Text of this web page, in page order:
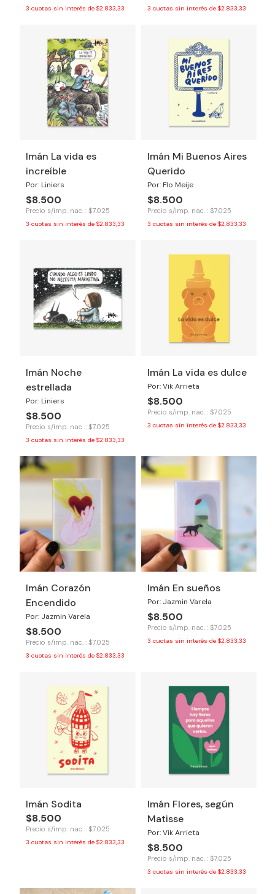
3 cuotas sin interés de $2.833,33 3 cuotas sin interés de $2.833,33
Imán La vida es
increíble
Por: Liniers
$8.500
Precio s/imp. nac. : $7.025
3 cuotas sin interés de $2.833,33
Imán Mi Buenos Aires
Querido
Por: Flo Meije
$8.500
Precio s/imp. nac. : $7.025
3 cuotas sin interés de $2.833,33
Imán Noche
estrellada
Por: Liniers
$8.500
Precio s/imp. nac. : $7.025
3 cuotas sin interés de $2.833,33
Imán La vida es dulce
Por: Vik Arrieta
$8.500
Precio s/imp. nac. : $7.025
3 cuotas sin interés de $2.833,33
Imán Corazón
Encendido
Por: Jazmin Varela
$8.500
Precio s/imp. nac. : $7.025
3 cuotas sin interés de $2.833,33
Imán En sueños
Por: Jazmin Varela
$8.500
Precio s/imp. nac. : $7.025
3 cuotas sin interés de $2.833,33
Imán Sodita
$8.500
Precio s/imp. nac. : $7.025
3 cuotas sin interés de $2.833,33
Imán Flores, según
Matisse
Por: Vik Arrieta
$8.500
Precio s/imp. nac. : $7.025
3 cuotas sin interés de $2.833,33